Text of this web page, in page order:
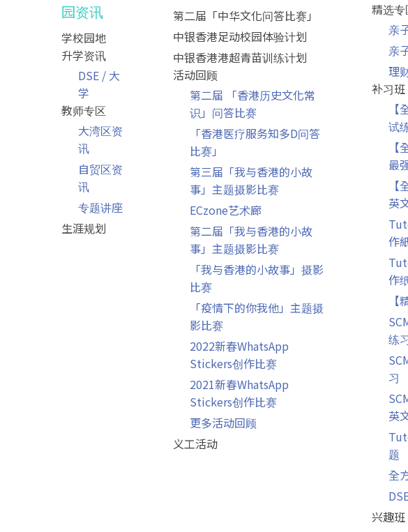
园资讯
学校园地
升学资讯
DSE / 大
学
教师专区
大湾区资
讯
自贸区资
讯
专题讲座
生涯规划
第二届「中华文化问答比赛」
中银香港足动校园体验计划
中银香港港超青苗训练计划
活动回顾
第二届 「香港历史文化常
识」问答比赛
「香港医疗服务知多D问答
比赛」
第三届「我与香港的小故
事」主题摄影比赛
ECzone艺术廊
第二届「我与香港的小故
事」主题摄影比赛
「我与香港的小故事」摄影
比赛
「疫情下的你我他」主题摄
影比赛
2022新春WhatsApp
Stickers创作比赛
2021新春WhatsApp
Stickers创作比赛
更多活动回顾
义工活动
精选专
亲
亲
理
补习班
试
最
英
作
作
练
习
英
题
全
兴趣班